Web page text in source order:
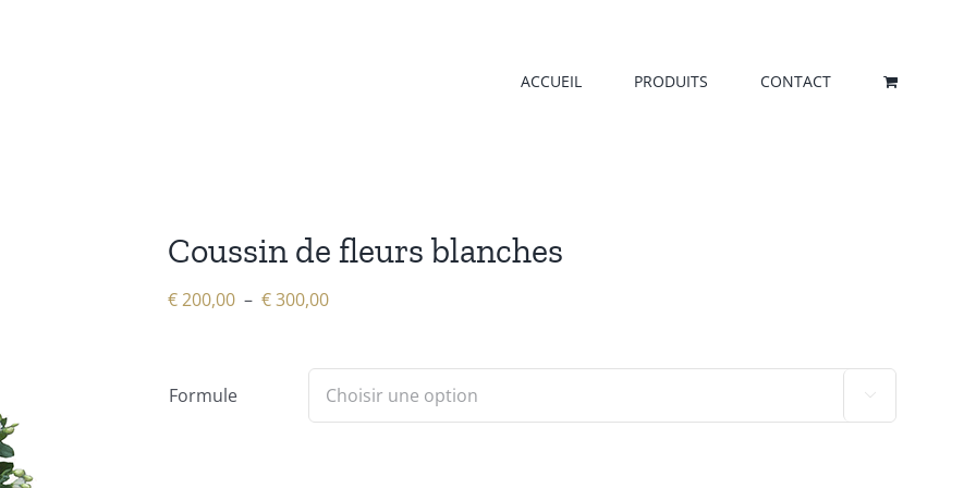
ACCUEIL PRODUITS CONTACT
Coussin de fleurs blanches
€200,00 – €300,00Plage
€ 200,00
à
Formule 